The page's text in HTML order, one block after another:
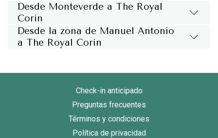
Desde Monteverde a The Royal
Corin
Desde la zona de Manuel Antonio
a The Royal Corin
Check-in anticipado
Preguntas frecuentes
Términos y condiciones
Política de privacidad